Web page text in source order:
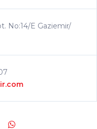
No:14/E Gaziemir/